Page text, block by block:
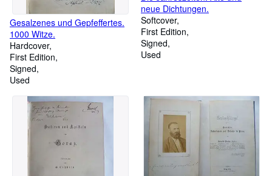
Gesalzenes und Gepfeffertes.
1000 Witze.
Hardcover
First Edition
Signed
Used
neue Dichtungen.
Softcover
First Edition
Signed
Used